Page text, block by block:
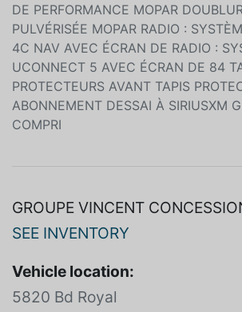
DE PERFORMANCE MOPAR
PULVÉRISÉE MOPAR RADIO :
4C NAV AVEC ÉCRAN DE RADIO :
UCONNECT 5 AVEC ÉCRAN DE 84
PROTECTEURS AVANT TAPIS
ABONNEMENT DESSAI À SIRIUSXM
COMPRI
GROUPE VINCENT
SEE INVENTORY
Vehicle location:
5820 Bd Royal